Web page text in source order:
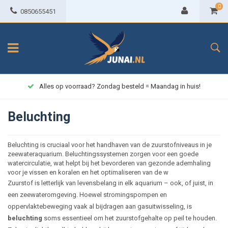
0850655451
0
Alles op voorraad? Zondag besteld = Maandag in huis!
Beluchting
Beluchting is cruciaal voor het handhaven van de zuurstofniveaus in je
zeewateraquarium. Beluchtingssystemen zorgen voor een goede
watercirculatie, wat helpt bij het bevorderen van gezonde ademhaling
voor je vissen en koralen en het optimaliseren van de w
Zuurstof is letterlijk van levensbelang in elk aquarium – ook, of juist, in
een zeewateromgeving. Hoewel stromingspompen en
oppervlaktebeweging vaak al bijdragen aan gasuitwisseling, is
beluchting soms essentieel om het zuurstofgehalte op peil te houden.